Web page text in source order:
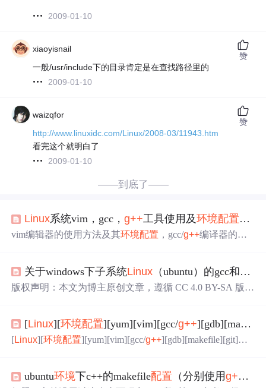
2009-01-10
xiaoyisnail
一般/usr/include下的目录肯定是在查找路径里的
2009-01-10
赞
waizqfor
http://www.linuxidc.com/Linux/2008-03/11943.htm
看完这个就明白了
2009-01-10
赞
——到底了——
Linux系统vim，gcc，g++工具使用及环境配置，动
vim编辑器的使用方法及其环境配置 ，gcc/g++编译器的使
关于windows下子系统Linux （ubuntu）的gcc和g++
版权声明：本文为博主原创文章，遵循 CC 4.0 BY-SA 版权
nux
（ubuntu）的gcc和 g++的 环境配置* 最近被这个
Linux
搞得很烦，所以想写一下我过程中所遇到的问题和我的解
[Linux][环境配置][yum][vim][gcc/g++][gdb][makefile][git]详细讲解
[Linux][环境配置][yum][vim][gcc/g++][gdb][makefile][git]详
ubuntu环境下c++的makefile配置 （分别使用g++ 编